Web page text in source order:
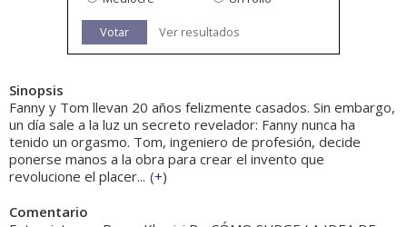
Votar Ver resultados
Sinopsis
Fanny y Tom llevan 20 años felizmente casados. Sin embargo,
un día sale a la luz un secreto revelador: Fanny nunca ha
tenido un orgasmo. Tom, ingeniero de profesión, decide
ponerse manos a la obra para crear el invento que
revolucione el placer... (+)
Comentario